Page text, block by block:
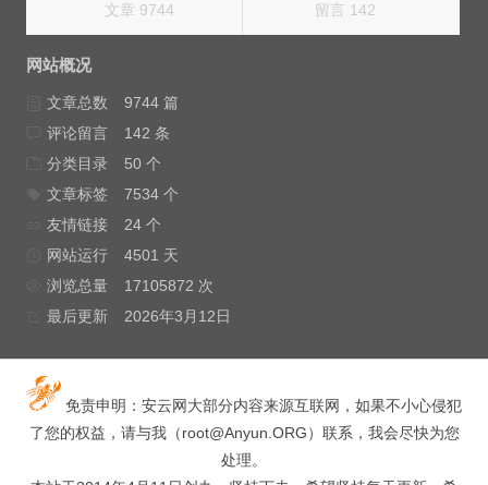
文章 9744 留言 142
网站概况
文章总数
9744 篇
评论留言
142 条
分类目录
50 个
文章标签
7534 个
友情链接
24 个
网站运行
4501 天
浏览总量
17105872 次
最后更新
2026年3月12日
免责申明：安云网大部分内容来源互联网，如果不小心侵犯
了您的权益，请与我（root@Anyun.ORG）联系，我会尽快为您
处理。